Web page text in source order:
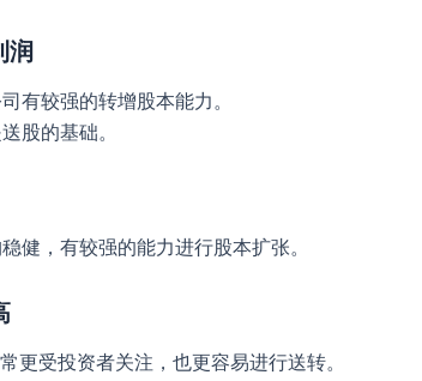
润
有较强的转增股本能力。
股的基础。
健，有较强的能力进行股本扩张。
更受投资者关注，也更容易进行送转。